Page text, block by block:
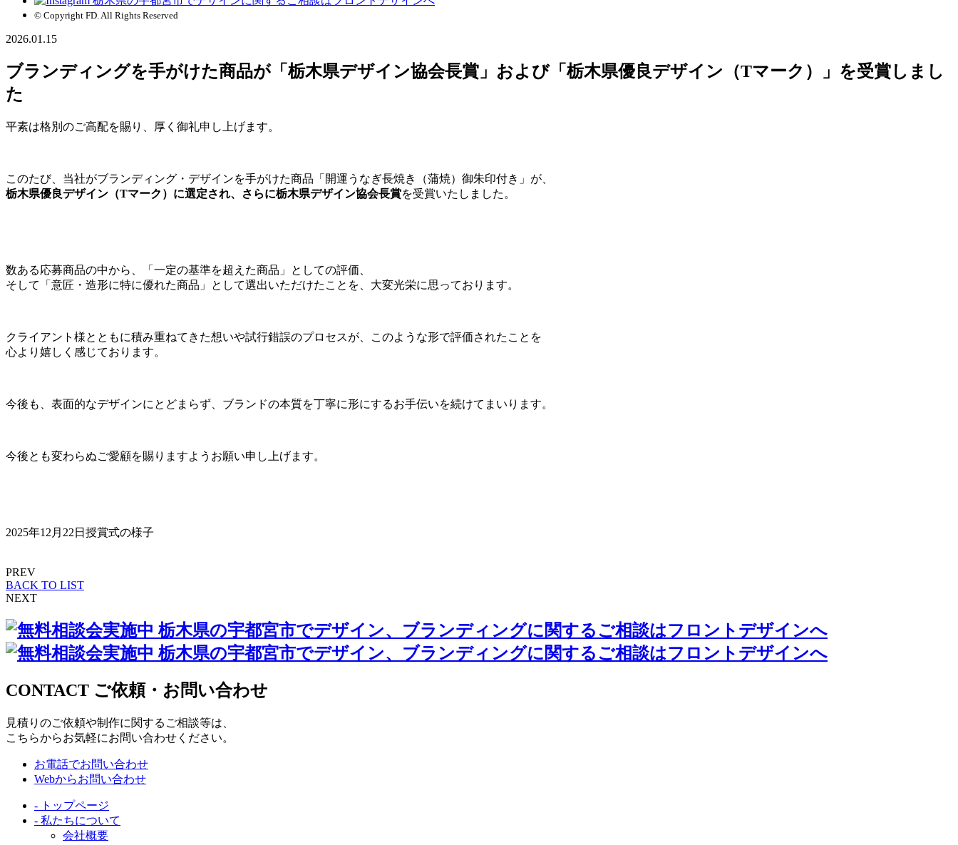
© Copyright FD. All Rights Reserved
2026.01.15
ブランディングを手がけた商品が「栃木県デザイン協会長賞」および「栃木県優良デザイン（Tマーク）」を受賞しまし
た
平素は格別のご高配を賜り、厚く御礼申し上げます。
このたび、当社がブランディング・デザインを手がけた商品「開運うなぎ長焼き（蒲焼）御朱印付き」が、
栃木県優良デザイン（Tマーク） に選定され、さらに栃木県デザイン協会長賞を受賞いたしました。
数ある応募商品の中から、「一定の基準を超えた商品」としての評価、
そして「意匠・造形に特に優れた商品」として選出いただけたことを、大変光栄に思っております。
クライアント様とともに積み重ねてきた想いや試行錯誤のプロセスが、このような形で評価されたことを
心より嬉しく感じております。
今後も、表面的なデザインにとどまらず、ブランドの本質を丁寧に形にするお手伝いを続けてまいります。
今後とも変わらぬご愛顧を賜りますようお願い申し上げます。
2025年12月22日授賞式の様子
PREV
BACK TO LIST
NEXT
CONTACT ご依頼・お問い合わせ
見積りのご依頼や制作に関するご相談等は、
こちらからお気軽にお問い合わせください。
お電話でお問い合わせ
Webからお問い合わせ
- トップページ
- 私たちについて
会社概要